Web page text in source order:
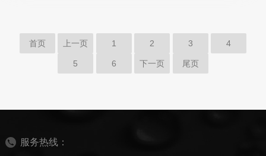
首页 上一页 1 2 3 4
5 6 下一页 尾页
服务热线：